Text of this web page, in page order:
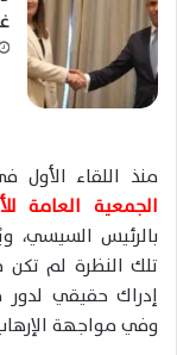
منذ اللقاء الأول في
الجمعية العامة
بالرئيس السيسي،
تلك النظرة لم تكن
إدراك حقيقي
وفي مواجهة